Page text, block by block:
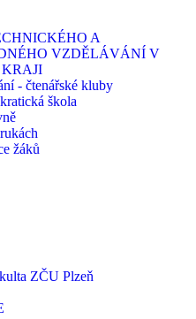
A
VZDĚLÁVÁNÍ V
- čtenářské kluby
škola
žáků
ZČU Plzeň